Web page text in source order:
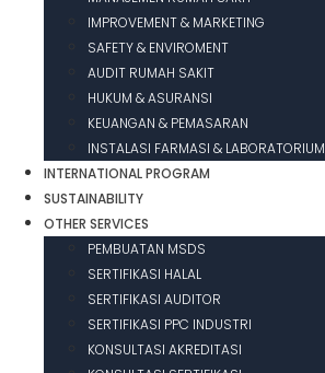
IMPROVEMENT & MARKETING
SAFETY & ENVIROMENT
AUDIT RUMAH SAKIT
HUKUM & ASURANSI
KEUANGAN & PEMASARAN
INSTALASI FARMASI & LABORATORIUM
INTERNATIONAL PROGRAM
SUSTAINABILITY
OTHER SERVICES
PEMBUATAN MSDS
SERTIFIKASI HALAL
SERTIFIKASI AUDITOR
SERTIFIKASI PPC INDUSTRI
KONSULTASI AKREDITASI